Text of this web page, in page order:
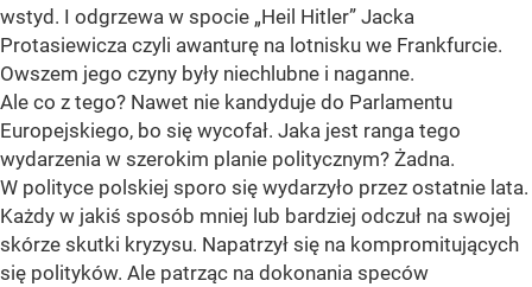
wstyd. I odgrzewa w spocie „Heil Hitler” Jacka
Protasiewicza czyli awanturę na lotnisku we Frankfurcie.
Owszem jego czyny były niechlubne i naganne.
Ale co z tego? Nawet nie kandyduje do Parlamentu
Europejskiego, bo się wycofał. Jaka jest ranga tego
wydarzenia w szerokim planie politycznym? Żadna.
W polityce polskiej sporo się wydarzyło przez ostatnie lata.
Każdy w jakiś sposób mniej lub bardziej odczuł na swojej
skórze skutki kryzysu. Napatrzył się na kompromitujących
się polityków. Ale patrząc na dokonania speców